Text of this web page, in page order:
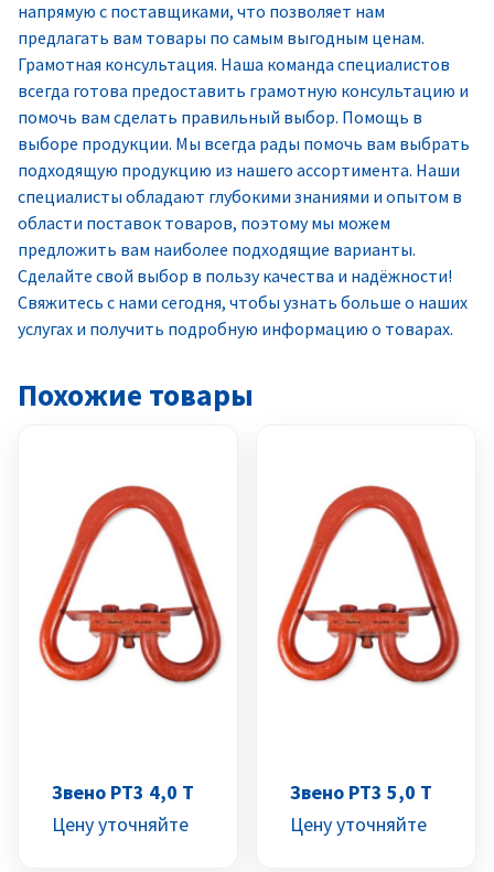
напрямую с поставщиками, что позволяет нам
предлагать вам товары по самым выгодным ценам.
Грамотная консультация. Наша команда специалистов
всегда готова предоставить грамотную консультацию и
помочь вам сделать правильный выбор. Помощь в
выборе продукции. Мы всегда рады помочь вам выбрать
подходящую продукцию из нашего ассортимента. Наши
специалисты обладают глубокими знаниями и опытом в
области поставок товаров, поэтому мы можем
предложить вам наиболее подходящие варианты.
Сделайте свой выбор в пользу качества и надёжности!
Свяжитесь с нами сегодня, чтобы узнать больше о наших
услугах и получить подробную информацию о товарах.
Похожие товары
Звено РТ3 4,0 Т
Цену уточняйте
Звено РТ3 5,0 Т
Цену уточняйте